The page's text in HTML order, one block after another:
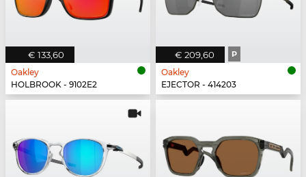
€ 133,60
Oakley
HOLBROOK - 9102E2
€ 209,60 P
Oakley
EJECTOR - 414203